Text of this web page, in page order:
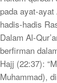
pada ayat-ayat
hadis-hadis
Dalam Al-
berfirman
Hajj (22:37):
Muhammad),